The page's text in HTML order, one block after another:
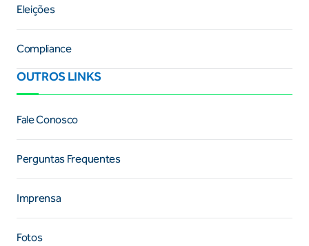
Eleições
Compliance
OUTROS LINKS
Fale Conosco
Perguntas Frequentes
Imprensa
Fotos